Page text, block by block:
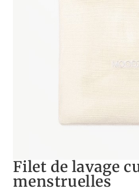
Filet de lavage
menstruelles